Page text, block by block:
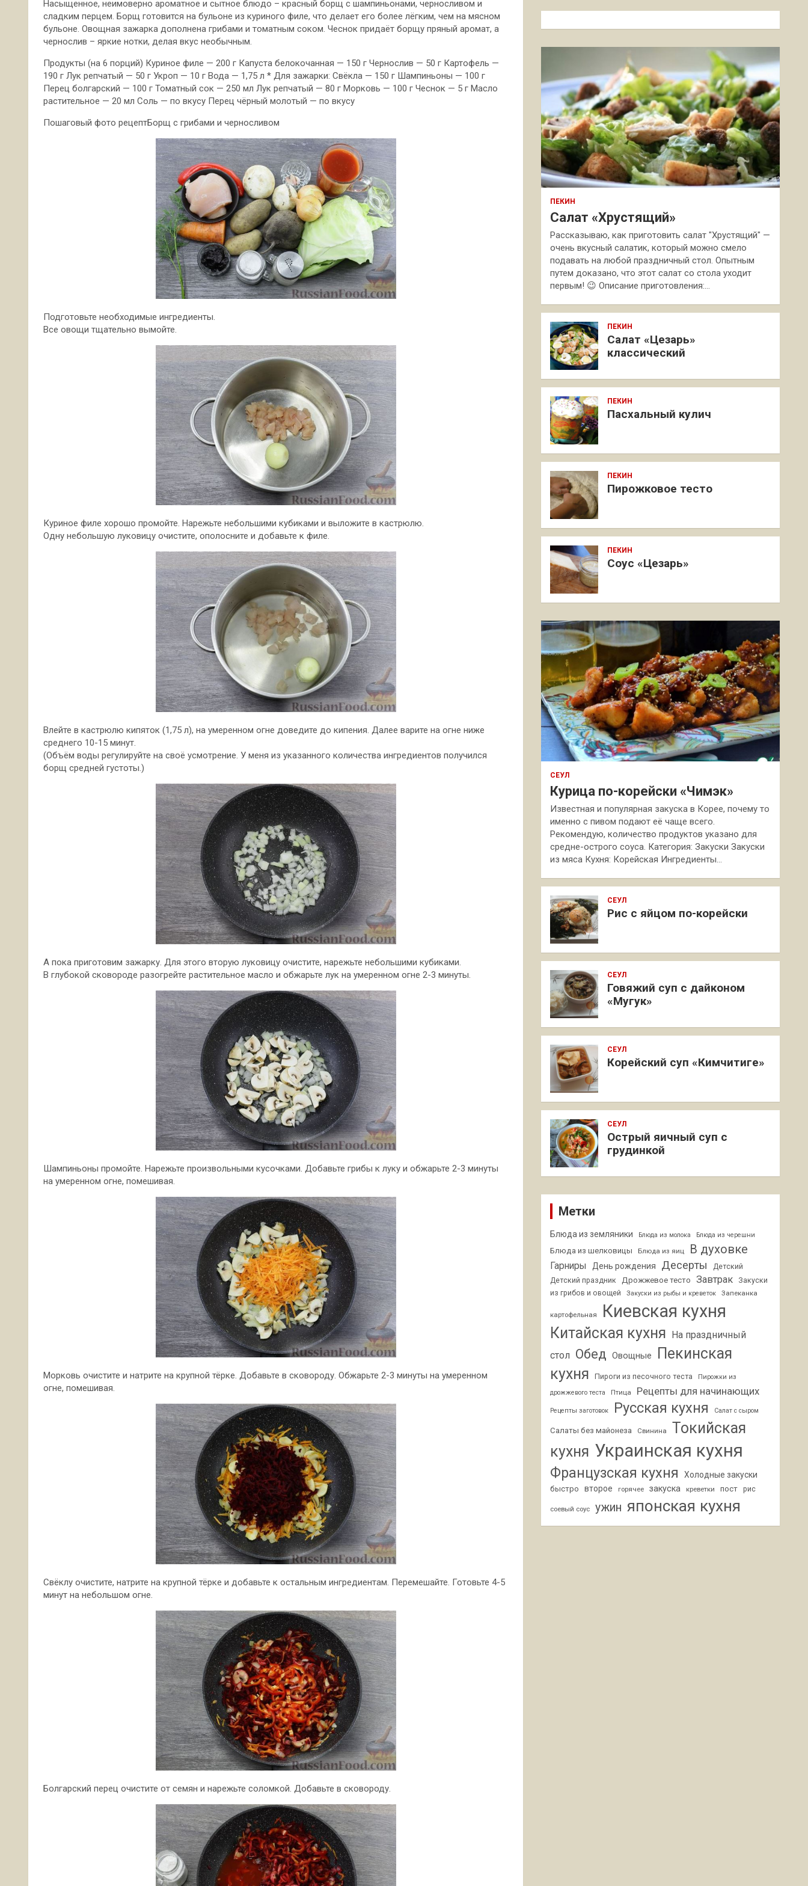
Насыщенное, неимоверно ароматное и сытное блюдо – красный борщ с шампиньонами, черносливом и
сладким перцем. Борщ готовится на бульоне из куриного филе, что делает его более лёгким, чем на мясном
бульоне. Овощная зажарка дополнена грибами и томатным соком. Чеснок придаёт борщу пряный аромат, а
чернослив – яркие нотки, делая вкус необычным.
Продукты (на 6 порций) Куриное филе — 200 г Капуста белокочанная — 150 г Чернослив — 50 г Картофель —
190 г Лук репчатый — 50 г Укроп — 10 г Вода — 1,75 л * Для зажарки: Свёкла — 150 г Шампиньоны — 100 г
Перец болгарский — 100 г Томатный сок — 250 мл Лук репчатый — 80 г Морковь — 100 г Чеснок — 5 г Масло
растительное — 20 мл Соль — по вкусу Перец чёрный молотый — по вкусу
Пошаговый фото рецептБорщ с грибами и черносливом
Подготовьте необходимые ингредиенты.
Все овощи тщательно вымойте.
Куриное филе хорошо промойте. Нарежьте небольшими кубиками и выложите в кастрюлю.
Одну небольшую луковицу очистите, ополосните и добавьте к филе.
Влейте в кастрюлю кипяток (1,75 л), на умеренном огне доведите до кипения. Далее варите на огне ниже
среднего 10-15 минут.
(Объём воды регулируйте на своё усмотрение. У меня из указанного количества ингредиентов получился
борщ средней густоты.)
А пока приготовим зажарку. Для этого вторую луковицу очистите, нарежьте небольшими кубиками.
В глубокой сковороде разогрейте растительное масло и обжарьте лук на умеренном огне 2-3 минуты.
Шампиньоны промойте. Нарежьте произвольными кусочками. Добавьте грибы к луку и обжарьте 2-3 минуты
на умеренном огне, помешивая.
Морковь очистите и натрите на крупной тёрке. Добавьте в сковороду. Обжарьте 2-3 минуты на умеренном
огне, помешивая.
Свёклу очистите, натрите на крупной тёрке и добавьте к остальным ингредиентам. Перемешайте. Готовьте 4-5
минут на небольшом огне.
Болгарский перец очистите от семян и нарежьте соломкой. Добавьте в сковороду.
к
ПЕКИН
Салат «Хрустящий»
Рассказываю, как приготовить салат "Хрустящий" —
очень вкусный салатик, который можно смело
подавать на любой праздничный стол. Опытным
путем доказано, что этот салат со стола уходит
первым! 😉 Описание приготовления:…
ПЕКИН
Салат «Цезарь»
классический
ПЕКИН
Пасхальный кулич
ПЕКИН
Пирожковое тесто
ПЕКИН
Соус «Цезарь»
СЕУЛ
Курица по-корейски «Чимэк»
Известная и популярная закуска в Корее, почему то
именно с пивом подают её чаще всего.
Рекомендую, количество продуктов указано для
средне-острого соуса. Категория: Закуски Закуски
из мяса Кухня: Корейская Ингредиенты…
СЕУЛ
Рис с яйцом по-корейски
СЕУЛ
Говяжий суп с дайконом
«Мугук»
СЕУЛ
Корейский суп «Кимчитиге»
СЕУЛ
Острый яичный суп с
грудинкой
Метки
Блюда из земляники Блюда из молока Блюда из черешни
Блюда из шелковицы Блюда из яиц В духовке
Гарниры День рождения Десерты
Детский
Детский праздник
Дрожжевое тесто Завтрак
Закуски
из грибов и овощей
Закуски из рыбы и креветок Запеканка
картофельная Киевская кухня
Китайская кухня На праздничный
стол Обед Овощные
Пекинская
кухня
Пироги из песочного теста
Пирожки из
дрожжевого теста
Птица Рецепты для начинающих
Рецепты заготовок Русская кухня Салат с сыром
Салаты без майонеза Свинина
Токийская
кухня Украинская кухня
Французская кухня Холодные закуски
быстро второе горячее закуска креветки пост рис
соевый соус ужин японская кухня